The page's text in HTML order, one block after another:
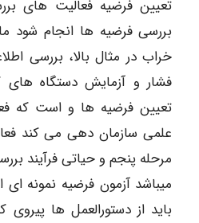
تعیین فرضیه فعالیت های
بررسی فرضیه ها انجام شود
فشار و آزمایش دستگاه های
تعیین فرضیه ها و است که
علمی سازمان دهی می کند
مرحله پنجم و حیاتی فرآیند
میباشد آزمون فرضیه نمونه
باید از دستورالعمل ها